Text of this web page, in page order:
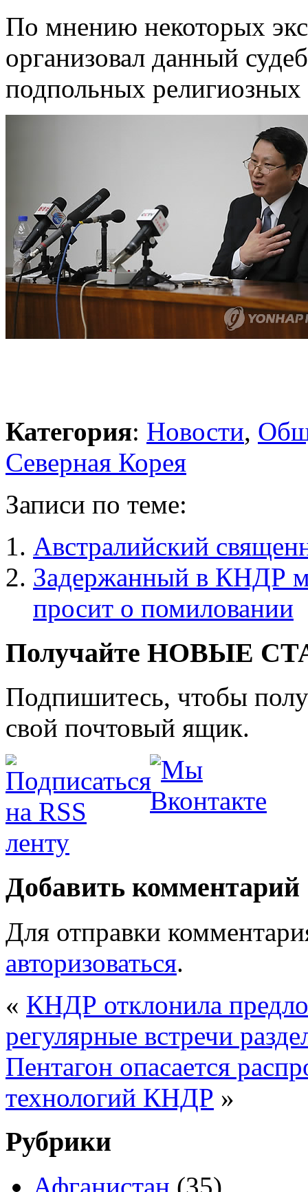
По мнению некоторых
организовал данный
подпольных религиозных
Категория: Новости,
Северная Корея
Записи по теме:
Австралийский
Задержанный в КНДР
просит о помиловании
Получайте НОВЫЕ
Подпишитесь, чтобы
свой почтовый ящик.
Добавить комментарий
Для отправки
авторизоваться.
« КНДР отклонила
регулярные встречи
Пентагон опасается
технологий КНДР »
Рубрики